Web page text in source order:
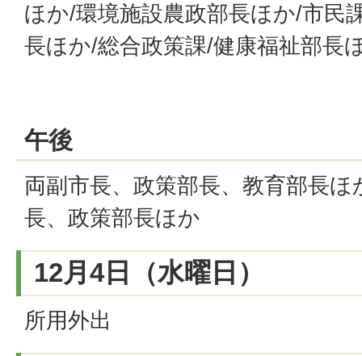
ほか/環境施設農政部長ほか/市民
長ほか/総合政策課/健康福祉部長
午後
両副市長、政策部長、教育部長
長、政策部長ほか
12月4日（水曜日）
所用外出